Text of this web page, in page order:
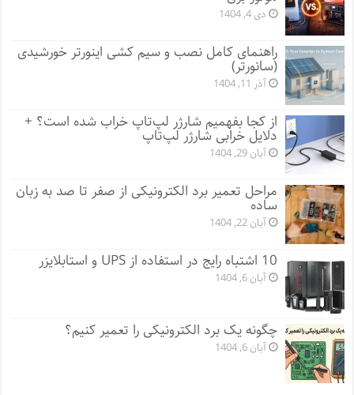
دی 4, 1404
راهنمای کامل نصب و سیم کشی اینورتر خورشیدی
(سانورتر)
آذر 11, 1404
از کجا بفهمیم شارژر لپ‌تاپ خراب شده است؟ +
دلایل خرابی شارژر لپ‌تاپ
آبان 29, 1404
مراحل تعمیر برد الکترونیکی از صفر تا صد به زبان
ساده
آبان 22, 1404
10 اشتباه رایج در استفاده از UPS و استابلایزر
آبان 6, 1404
چگونه یک برد الکترونیکی را تعمیر کنیم؟
آبان 6, 1404